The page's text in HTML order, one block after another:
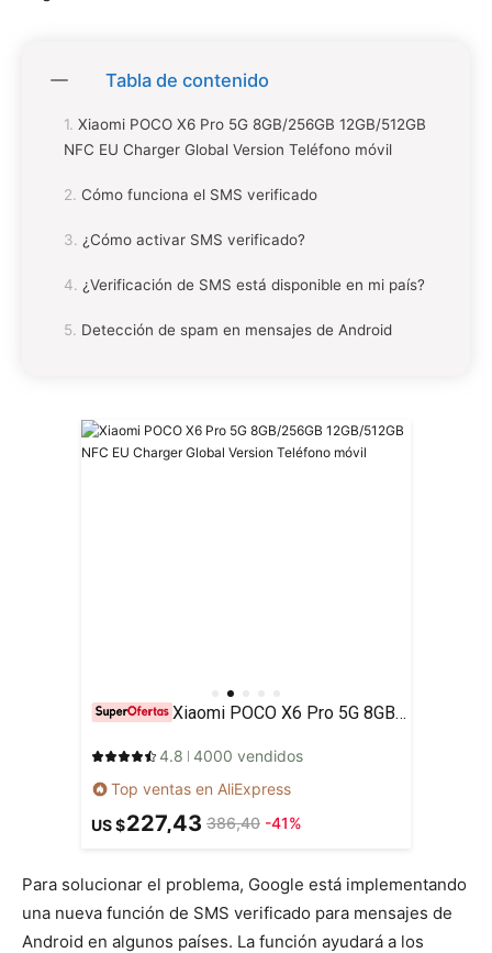
Tabla de contenido
Xiaomi POCO X6 Pro 5G 8GB/256GB 12GB/512GB
NFC EU Charger Global Version Teléfono móvil
Cómo funciona el SMS verificado
¿Cómo activar SMS verificado?
¿Verificación de SMS está disponible en mi país?
Detección de spam en mensajes de Android
Xiaomi POCO X6 Pro 5G 8GB/256GB 12GB/512GB NFC EU Charger Global Version Teléfono móvil
4.8 4000 vendidos
Top ventas en AliExpress
US $227,43 386,40 -41%
Para solucionar el problema, Google está implementando
una nueva función de SMS verificado para mensajes de
Android en algunos países. La función ayudará a los